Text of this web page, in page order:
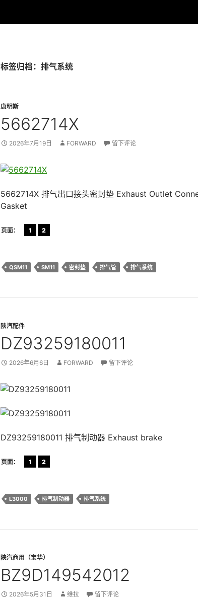
标签归档：排气系统
康明斯
5662714X
2026年7月19日 FORWARD 留下评论
5662714X 排气出口接头密封垫 Exhaust Outlet
Gasket
页面： 1 2
QSM11 SM11 密封垫 排气管 排气系统
陕汽配件
DZ93259180011
2026年6月6日 FORWARD 留下评论
DZ93259180011 排气制动器 Exhaust brake
页面： 1 2
L3000 排气制动器 排气系统
陕汽商用（宝华）
BZ9D149542012
2026年5月31日 维拉 留下评论